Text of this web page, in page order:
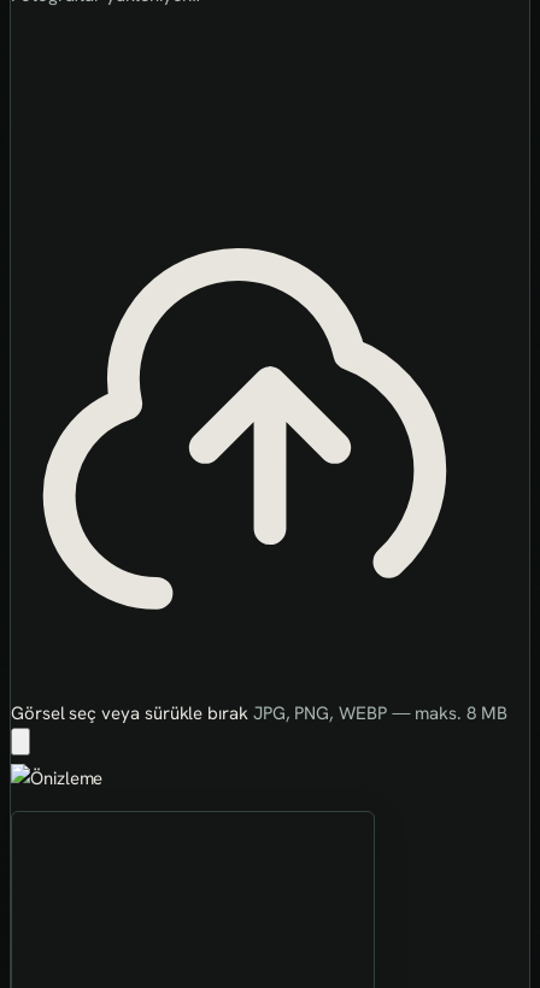
Görsel seç veya sürükle bırak JPG, PNG, WEBP — maks. 8 MB